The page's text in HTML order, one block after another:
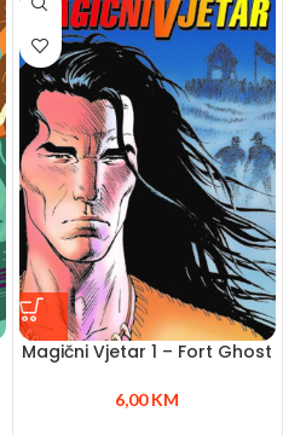
Magični Vjetar 1 – Fort Ghost
6,00KM